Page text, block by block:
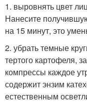
1. выровнять цвет
Нанесите
на 15 минут, это
2. убрать темные
тертого картофеля,
компрессы каждое
содержит энзим
естественным